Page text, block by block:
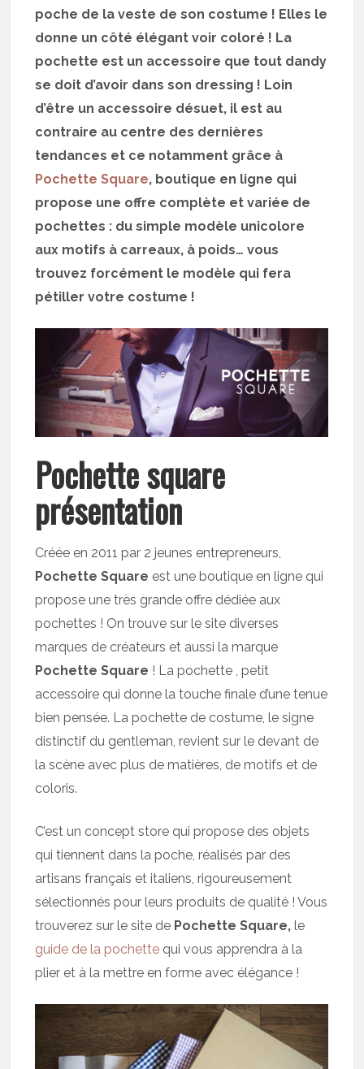
poche de la veste de son costume ! Elles le
donne un côté élégant voir coloré ! La
pochette est un accessoire que tout dandy
se doit d’avoir dans son dressing ! Loin
d’être un accessoire désuet, il est au
contraire au centre des dernières
tendances et ce notamment grâce à
Pochette Square, boutique en ligne qui
propose une offre complète et variée de
pochettes : du simple modèle unicolore
aux motifs à carreaux, à poids… vous
trouvez forcément le modèle qui fera
pétiller votre costume !
Pochette square
présentation
Créée en 2011 par 2 jeunes entrepreneurs,
Pochette Square est une boutique en ligne qui
propose une très grande offre dédiée aux
pochettes ! On trouve sur le site diverses
marques de créateurs et aussi la marque
Pochette Square ! La pochette , petit
accessoire qui donne la touche finale d’une tenue
bien pensée. La pochette de costume, le signe
distinctif du gentleman, revient sur le devant de
la scène avec plus de matières, de motifs et de
coloris.
C’est un concept store qui propose des objets
qui tiennent dans la poche, réalisés par des
artisans français et italiens, rigoureusement
sélectionnés pour leurs produits de qualité ! Vous
trouverez sur le site de Pochette Square,le
guide de la pochette qui vous apprendra à la
plier et à la mettre en forme avec élégance !